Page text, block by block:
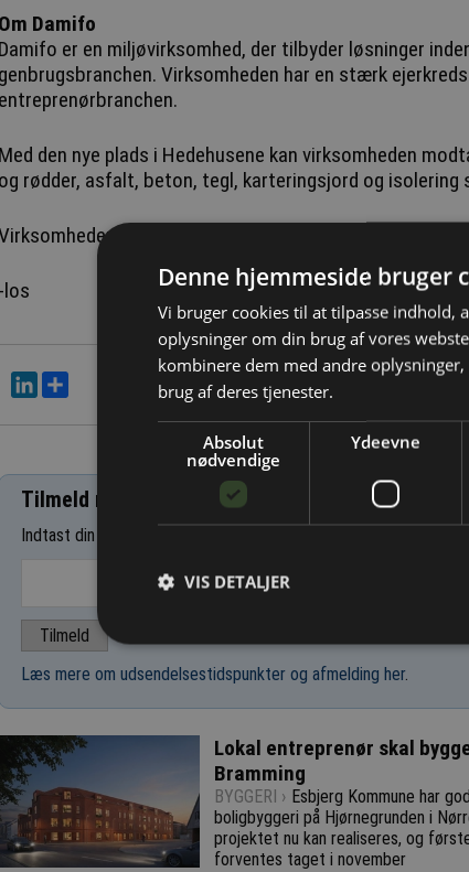
Om Damifo
Damifo er en miljøvirksomhed, der tilbyder løsninger
genbrugsbranchen. Virksomheden har en stærk
entreprenørbranchen.
Med den nye plads i Hedehusene kan virksomheden
og rødder, asfalt, beton, tegl, karteringsjord og isolering
ejer også Dansk Affald i Vojens som blev
-los
LinkedIn
Tilmeld nyhedsbrev
Indtast din e-mail-adresse herunder.
Læs mere om udsendelsestidspunkter og afmelding her.
Lokal entreprenør skal
Bramming
BYGGERI › Esbjerg Kommune har
boligbyggeri på Hjørnegrunden i
projektet nu kan realiseres, og
forventes taget i november
Denne hjemmeside bruger
Vi bruger cookies til at tilpasse indhold,
oplysninger om din brug af vores
kombinere dem med andre
brug af deres tjenester.
Absolut
nødvendige
Ydeevne
VIS DETALJER